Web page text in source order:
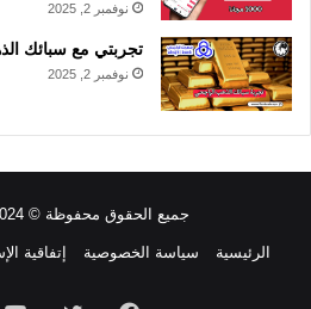
نوفمبر 2, 2025
تجربتي مع سبائك
نوفمبر 2, 2025
جميع الحقوق محفوظة © 2024 - لLion Tech
الرئيسية سياسة الخصوصية إتفاقية